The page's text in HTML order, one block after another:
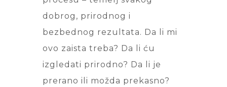
dobrog, prirodnog i
bezbednog rezultata. Da li mi
ovo zaista treba? Da li ću
izgledati prirodno? Da li je
prerano ili možda prekasno?